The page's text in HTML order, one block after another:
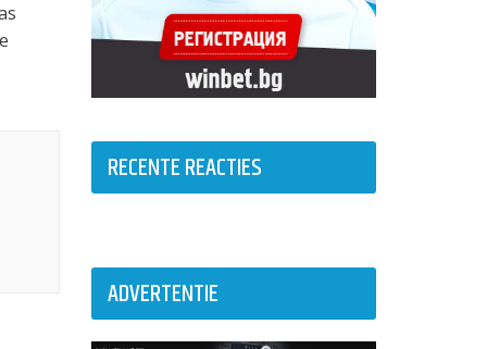
RECENTE REACTIES
ADVERTENTIE